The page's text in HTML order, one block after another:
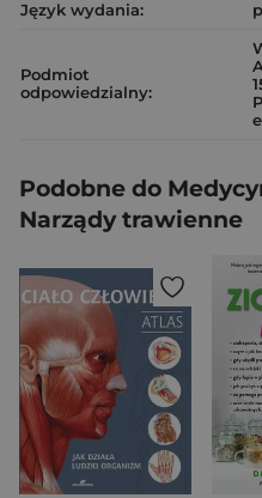
Język wydania:
Podmiot
odpowiedzialny:
Podobne do
Narządy trawienne